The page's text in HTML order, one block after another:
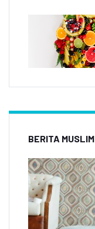
BERITA MUSLIM